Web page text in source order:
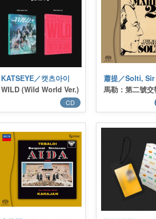
KATSEYE／캣츠아이
WILD (Wild World Ver.)
CD
蕭提／Solti,